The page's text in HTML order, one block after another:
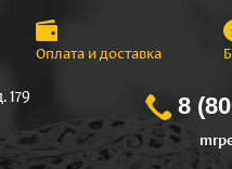
Оплата и доставка
179 8